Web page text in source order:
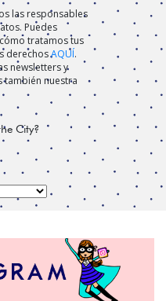
las responsables
Puedes
tratamos tus
derechosAQUÍ.
newsletters y
también nuestra
City?